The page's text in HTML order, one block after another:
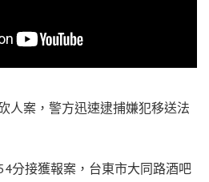
人案，警方迅速逮捕嫌犯移送法
分接獲報案，台東市大同路酒吧